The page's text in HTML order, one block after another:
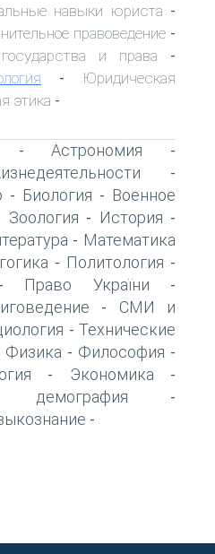
навыки юриста -
правоведение -
и права -
-
Юридическая
этика -
-Астрономия -
-
- Биология - Военное
Зоология - История -
- Математика
- Политология -
Право України -
- СМИ и
- Технические
Физика - Философия -
- Экономика -
-
-